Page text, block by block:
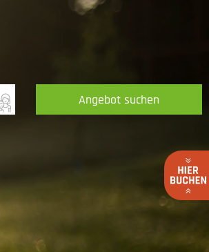
Angebot suchen